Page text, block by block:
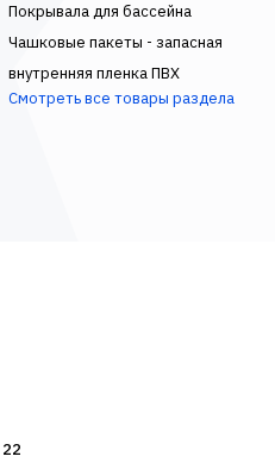
Покрывала для бассейна
Чашковые пакеты - запасная
внутренняя пленка ПВХ
Смотреть все товары раздела